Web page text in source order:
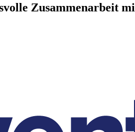
Zusammenarbeit